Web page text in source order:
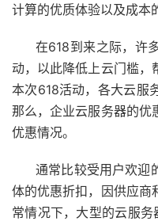
计算的优质体验以及成本
在618到来之际，许
动，以此降低上云门槛，
本次618活动，各大云服
那么，企业云服务器的优
优惠情况。
通常比较受用户欢迎
体的优惠折扣，因供应商
常情况下，大型的云服务